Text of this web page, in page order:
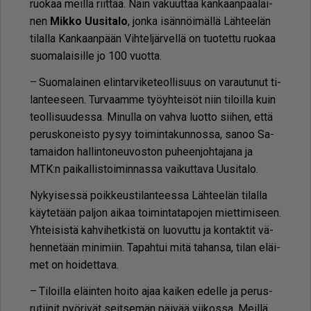
ruo­kaa meil­lä riit­tää. Näin va­kuut­taa kan­kaan­pää­läi­
nen Mik­ko Uu­si­ta­lo, jon­ka isän­nöi­mäl­lä Läh­tee­län
ti­lal­la Kan­kaan­pään Vih­tel­jär­vel­lä on tuo­tet­tu ruo­kaa
suo­ma­lai­sil­le jo 100 vuot­ta.
– Suo­ma­lai­nen elin­tar­vi­ke­te­ol­li­suus on va­rau­tu­nut ti­
lan­tee­seen. Tur­vaam­me työ­yh­tei­söt niin ti­loil­la kuin
te­ol­li­suu­des­sa. Mi­nul­la on vah­va luot­to sii­hen, et­tä
pe­rus­ko­neis­to py­syy toi­min­ta­kun­nos­sa, sa­noo Sa­
ta­mai­don hal­lin­to­neu­vos­ton pu­heen­joh­ta­ja­na ja
MTK:n pai­kal­lis­toi­min­nas­sa vai­kut­ta­va Uu­si­ta­lo.
Ny­kyi­ses­sä poik­keus­ti­lan­tees­sa Läh­tee­län ti­lal­la
käy­te­tään pal­jon ai­kaa toi­min­ta­ta­po­jen miet­ti­mi­seen.
Yh­tei­sis­tä kah­vi­het­kis­tä on luo­vut­tu ja kon­tak­tit vä­
hen­ne­tään mi­ni­miin. Ta­pah­tui mitä ta­han­sa, ti­lan eläi­
met on hoi­det­ta­va.
– Ti­loil­la eläin­ten hoi­to ajaa kai­ken edel­le ja pe­rus­
ru­tii­nit pyö­ri­vät seit­se­män päi­vää vii­kos­sa. Meil­lä